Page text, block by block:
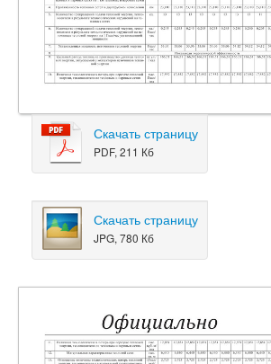
Скачать страницу
PDF, 211 Кб
Скачать страницу
JPG, 780 Кб